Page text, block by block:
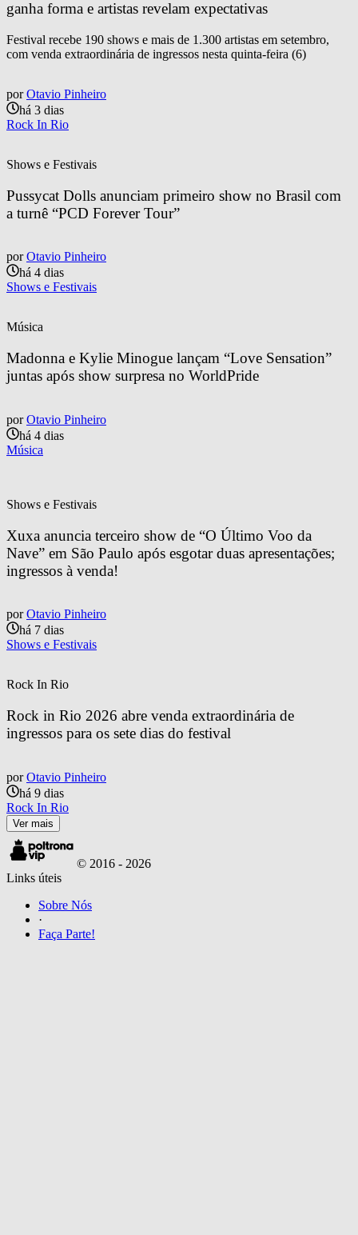
ganha forma e artistas revelam expectativas
Festival recebe 190 shows e mais de 1.300 artistas em setembro,
com venda extraordinária de ingressos nesta quinta-feira (6)
por Otavio Pinheiro
há 3 dias
Rock In Rio
Shows e Festivais
Pussycat Dolls anunciam primeiro show no Brasil com
a turnê “PCD Forever Tour”
por Otavio Pinheiro
há 4 dias
Shows e Festivais
Música
Madonna e Kylie Minogue lançam “Love Sensation”
juntas após show surpresa no WorldPride
por Otavio Pinheiro
há 4 dias
Música
Shows e Festivais
Xuxa anuncia terceiro show de “O Último Voo da
Nave” em São Paulo após esgotar duas apresentações;
ingressos à venda!
por Otavio Pinheiro
há 7 dias
Shows e Festivais
Rock In Rio
Rock in Rio 2026 abre venda extraordinária de
ingressos para os sete dias do festival
por Otavio Pinheiro
há 9 dias
Rock In Rio
Ver mais
© 2016 - 2026
Links úteis
Sobre Nós
·
Faça Parte!